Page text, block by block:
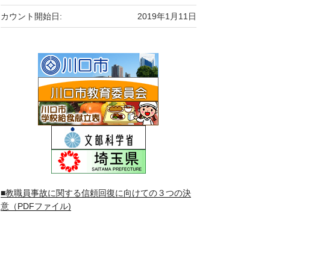
2019年1月11日
カウント開始日:
■教職員事故に関する信頼回復に向けての３つの決
意（PDFファイル)